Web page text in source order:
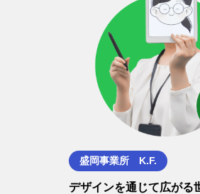
盛岡事業所 K.F.
デザインを通じて広がる